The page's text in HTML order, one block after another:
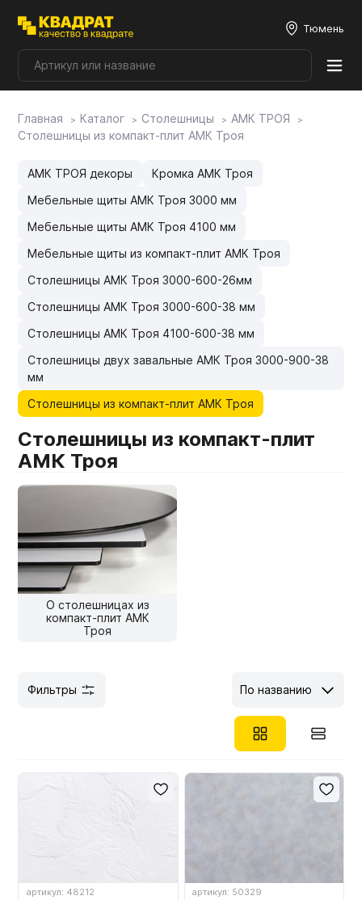
Тюмень
Плитные материалы
Фурнитура
Столешницы
Мой ЭГГЕР
Фасады
Мебельные образцы, каталоги
Главная Каталог Столешницы
АМК ТРОЯ
Столешницы из компакт-плит АМК Троя
АМК ТРОЯ декоры
Кромка АМК Троя
Мебельные щиты АМК Троя 3000 мм
Мебельные щиты АМК Троя 4100 мм
Мебельные щиты из компакт-плит АМК Троя
Столешницы АМК Троя 3000-600-26мм
Столешницы АМК Троя 3000-600-38 мм
Столешницы АМК Троя 4100-600-38 мм
Столешницы двух завальные АМК Троя 3000-900-38
мм
Столешницы из компакт-плит АМК Троя
Столешницы из компакт-плит
АМК Троя
О столешницах из
компакт-плит АМК
Троя
По названию
Фильтры
артикул: 48212 артикул: 50329